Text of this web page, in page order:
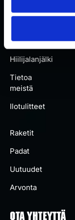
padat
Artikkelit
Hiilijalanjälki
Tietoa
meistä
Ilotulitteet
Raketit
Padat
Uutuudet
Arvonta
OTA YHTEYTTÄ